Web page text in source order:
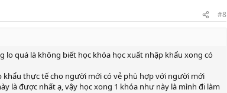
#8
lo quá là không biết học khóa học xuất nhập khẩu xong có
khẩu thực tế cho người mới có vẻ phù hợp với người mới
là được nhất ạ, vậy học xong 1 khóa như này là mình đi làm